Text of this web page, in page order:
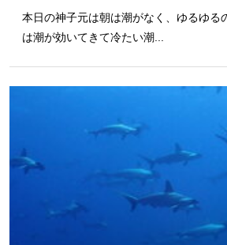
本日の神子元は朝は潮がなく、ゆるゆる
は潮が効いてきて冷たい潮...